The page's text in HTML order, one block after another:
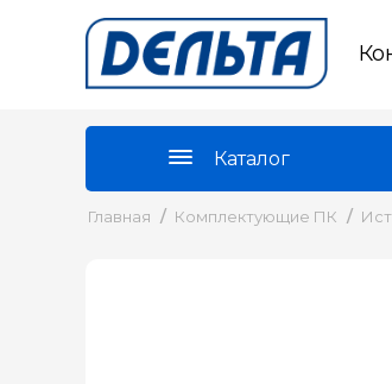
Каталог
Главная / Комплектующие ПК /